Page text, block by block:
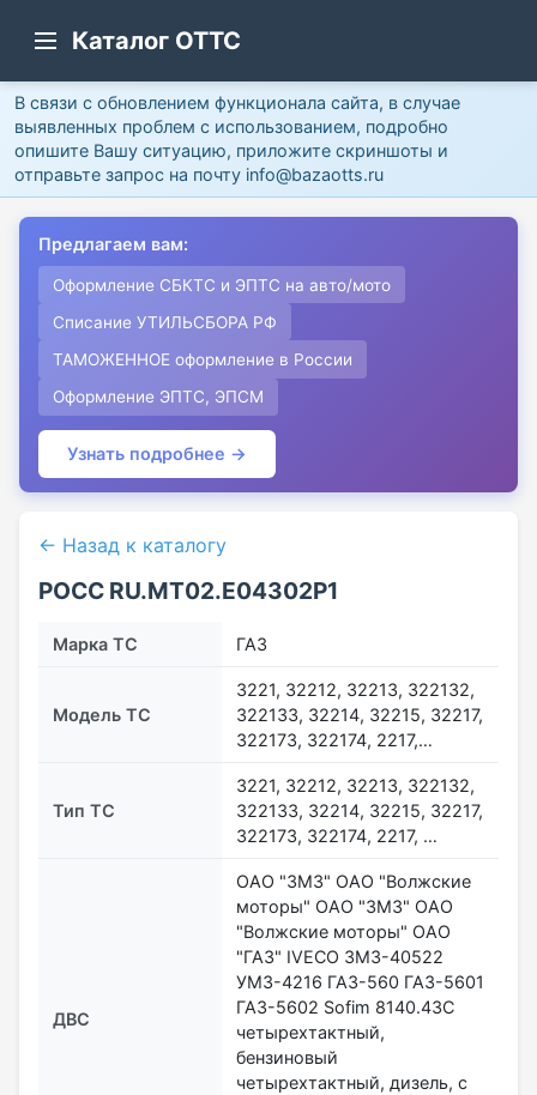
Каталог ОТТС
В связи с обновлением функционала сайта, в случае
выявленных проблем с использованием, подробно
опишите Вашу ситуацию, приложите скриншоты и
отправьте запрос на почту info@bazaotts.ru
Предлагаем вам:
Оформление СБКТС и ЭПТС на авто/мото
Списание УТИЛЬСБОРА РФ
ТАМОЖЕННОЕ оформление в России
Оформление ЭПТС, ЭПСМ
Узнать подробнее →
← Назад к каталогу
РОСС RU.МТ02.E04302Р1
Марка ТС ГАЗ
Модель ТС
3221, 32212, 32213, 322132,
322133, 32214, 32215, 32217,
322173, 322174, 2217,…
Тип ТС
3221, 32212, 32213, 322132,
322133, 32214, 32215, 32217,
322173, 322174, 2217, …
ДВС
ОАО "ЗМЗ" ОАО "Волжские
моторы" ОАО "ЗМЗ" ОАО
"Волжские моторы" ОАО
"ГАЗ" IVECO ЗМЗ-40522
УМЗ-4216 ГАЗ-560 ГАЗ-5601
ГАЗ-5602 Sofim 8140.43C
четырехтактный,
бензиновый
четырехтактный, дизель, с